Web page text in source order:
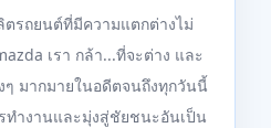
รถยนต์ที่มีความแตกต่างไม่
เรา กล้า...ที่จะต่าง และ
มากมายในอดีตจนถึงทุกวันนี้
ทำงานและมุ่งสู่ชัยชนะอันเป็น